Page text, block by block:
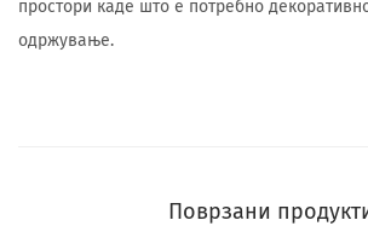
простори каде што е потребно
одржување.
Поврзани